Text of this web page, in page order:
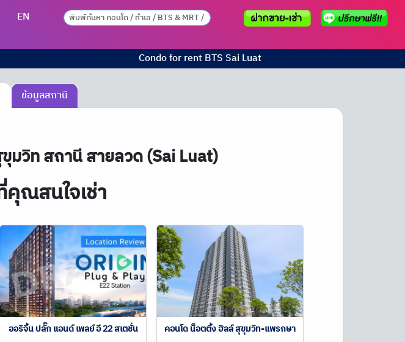
EN
Condo for rentBTSSai Luat
ข้อมูลสถานี
มวิท สถานี สายลวด (Sai Luat)
คุณสนใจเช่า
ออริจิ้น ปลั๊ก แอนด์ เพลย์ อี 22 สเตชั่น คอนโด น็อตติ้ง ฮิลล์ สุขุมวิท-แพรกษา